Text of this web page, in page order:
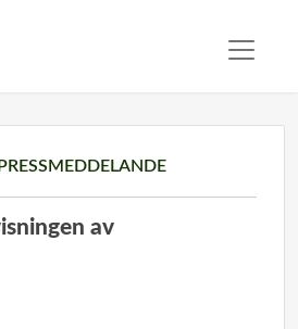
PRESSMEDDELANDE
av